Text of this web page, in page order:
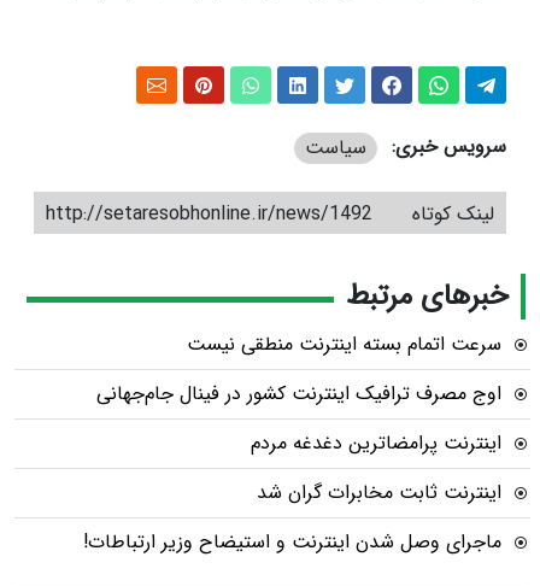
سرویس خبری: سیاست
لینک کوتاه http://setaresobhonline.ir/news/1492
خبرهای مرتبط
سرعت اتمام بسته‌ اینترنت منطقی نیست
اوج مصرف ترافیک اینترنت کشور در فینال جام‌جهانی
اینترنت پرامضاترین دغدغه مردم
اینترنت ثابت مخابرات گران شد
ماجرای وصل شدن اینترنت و استیضاح وزیر ارتباطات!